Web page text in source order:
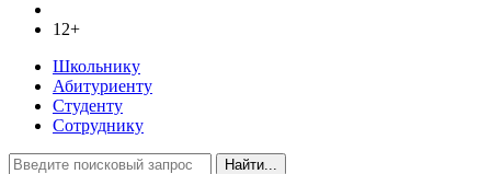
12+
Школьнику
Абитуриенту
Студенту
Сотруднику
Найти...